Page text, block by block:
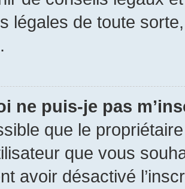
légales de toute
ne puis-je pas
que le
que vous
avoir désactivé